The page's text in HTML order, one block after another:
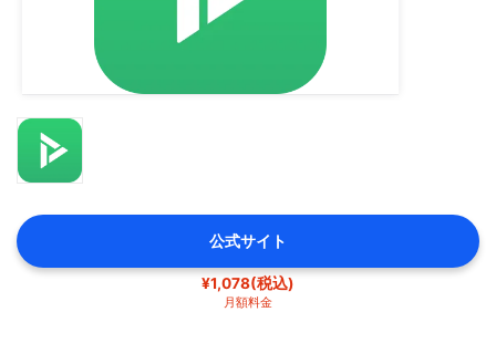
公式サイト
¥1,078(税込)
月額料金